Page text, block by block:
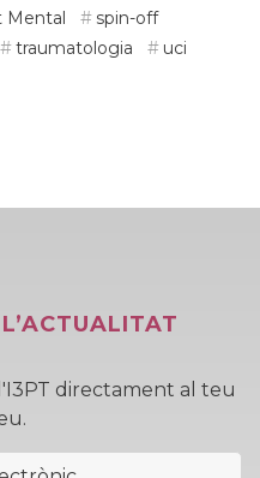
Mental
spin-off
traumatologia uci
L’ACTUALITAT